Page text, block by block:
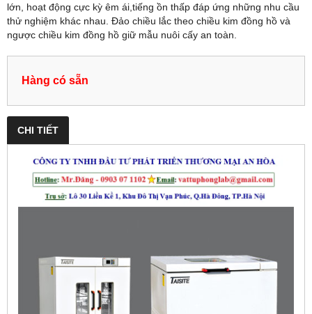
lớn, hoạt động cực kỳ êm ái,tiếng ồn thấp đáp ứng những nhu cầu
thử nghiệm khác nhau. Đảo chiều lắc theo chiều kim đồng hồ và
ngược chiều kim đồng hồ giữ mẫu nuôi cấy an toàn.
Hàng có sẵn
CHI TIẾT